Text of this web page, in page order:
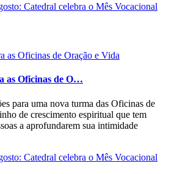
Catedral celebra o Mês Vocacional
as Oficinas de O…
para uma nova turma das Oficinas de
de crescimento espiritual que tem
a aprofundarem sua intimidade
Catedral celebra o Mês Vocacional